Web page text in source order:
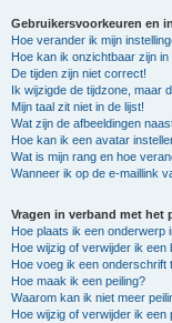
Gebruikersvoorkeuren en
Hoe verander ik mijn
Hoe kan ik onzichtbaar zijn
De tijden zijn niet correct!
Ik wijzigde de tijdzone, maar
Mijn taal zit niet in de lijst!
Wat zijn de afbeeldingen
Hoe kan ik een avatar
Wat is mijn rang en hoe
Wanneer ik op de e-maillink
Vragen in verband met het
Hoe plaats ik een onderwerp
Hoe wijzig of verwijder ik een
Hoe voeg ik een onderschrift
Hoe maak ik een peiling?
Waarom kan ik niet meer
Hoe wijzig of verwijder ik een